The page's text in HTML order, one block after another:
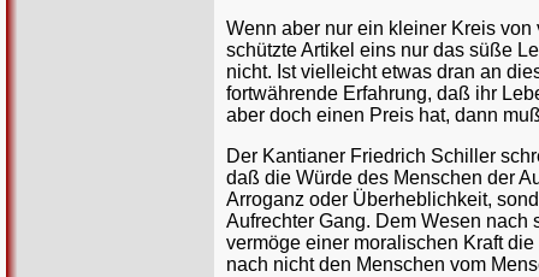
Wenn aber nur ein kleiner Kreis
schützte Artikel eins nur das süße
nicht. Ist vielleicht etwas dran an
fortwährende Erfahrung, daß ihr
aber doch einen Preis hat, dann
Der Kantianer Friedrich Schiller
daß die Würde des Menschen der
Arroganz oder Überheblichkeit,
Aufrechter Gang. Dem Wesen nach
vermöge einer moralischen Kraft
nach nicht den Menschen vom